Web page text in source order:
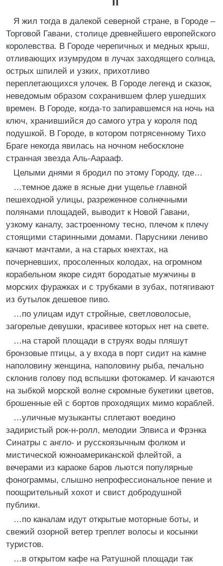
Я жил тогда в далекой северной стране, в Городе –
Торговой Гавани, столице древнейшего европейского
королевства. В Городе черепичных и медных крыш,
отливающих изумрудом в лучах заходящего солнца,
острых шпилей и узких, прихотливо
переплетающихся улочек. В Городе легенд и сказок,
неведомым образом сохранившем флер ушедших
времен. В Городе, когда-то запиравшемся на ночь на
ключ, хранившийся до самого утра у короля под
подушкой. В Городе, в котором потрясенному Тихо
Браге некогда явилась на ночном небосклоне
странная звезда Аль-Аарааф.
Целыми днями я бродил по этому Городу, где…
…темное даже в ясные дни ущелье главной
пешеходной улицы, разреженное солнечными
полянами площадей, выводит к Новой Гавани,
узкому каналу, застроенному тесно, плечом к плечу
стоящими старинными домами. Парусники лениво
качают мачтами, а на старых кнехтах, на
почерневших, просоленных колодах, на огромном
корабельном якоре сидят бородатые мужчины в
морских фуражках и с трубками в зубах, потягивают
из бутылок дешевое пиво.
…по улицам идут стройные, светловолосые,
загорелые девушки, красивее которых нет на свете.
…на старой площади в струях воды пляшут
бронзовые птицы, а у входа в порт сидит на камне
наполовину женщина, наполовину рыба, печально
склонив голову под вспышки фотокамер. И качаются
на зыбкой морской волне скромные букетики цветов,
брошенные ей с бортов проходящих мимо кораблей.
…уличные музыканты сплетают воедино
задиристый рок-н-ролл, мелодии Элвиса и Фрэнка
Синатры с англо- и русскоязычным фолком и
мистической южноамериканской флейтой, а
вечерами из караоке баров льются популярные
фонограммы, слышно непрофессиональное пение и
поощрительный хохот и свист добродушной
публики.
…по каналам идут открытые моторные боты, и
свежий озорной ветер треплет волосы и косынки
туристов.
…в открытом кафе на Ратушной площади так